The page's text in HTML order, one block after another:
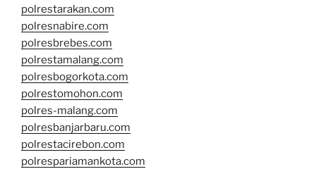
polrestarakan.com
polresnabire.com
polresbrebes.com
polrestamalang.com
polresbogorkota.com
polrestomohon.com
polres-malang.com
polresbanjarbaru.com
polrestacirebon.com
polrespariamankota.com